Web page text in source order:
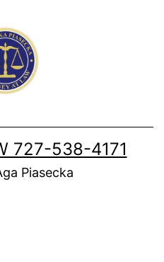
727-538-4171
Piasecka